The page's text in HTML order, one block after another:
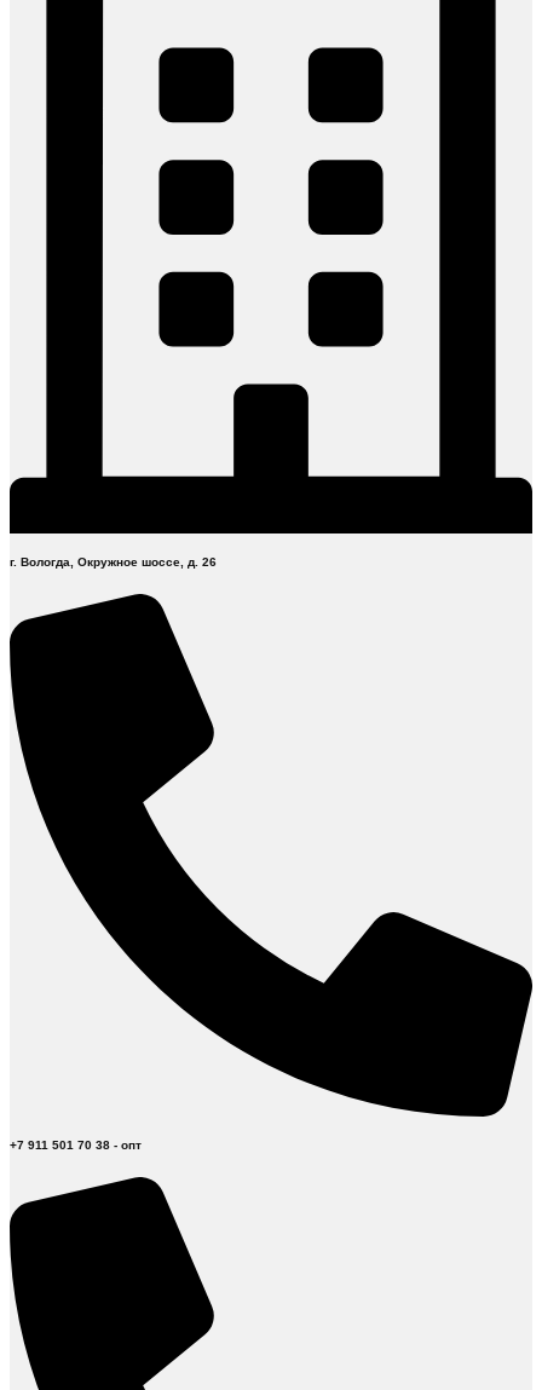
г. Вологда, Окружное шоссе, д. 26
+7 911 501 70 38 - опт